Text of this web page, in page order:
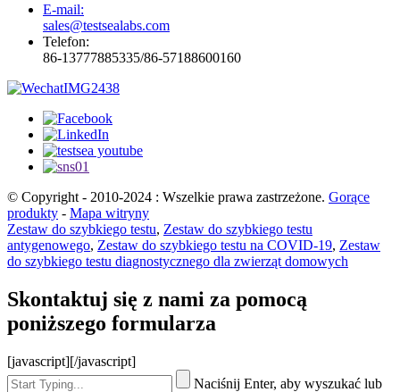
E-mail:
sales@testsealabs.com
Telefon:
86-13777885335/86-57188600160
© Copyright - 2010-2024 : Wszelkie prawa zastrzeżone. Gorące
produkty - Mapa witryny
Zestaw do szybkiego testu, Zestaw do szybkiego testu
antygenowego, Zestaw do szybkiego testu na COVID-19, Zestaw
do szybkiego testu diagnostycznego dla zwierząt domowych
Skontaktuj się z nami za pomocą
poniższego formularza
[javascript][/javascript]
Naciśnij Enter, aby wyszukać lub